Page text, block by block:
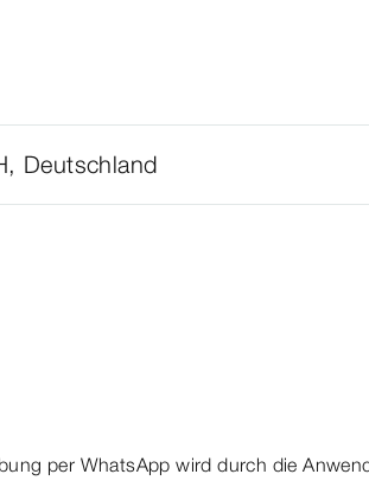
Deutschland
per WhatsApp wird durch die